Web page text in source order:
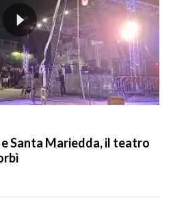
Santa Mariedda, il teatro